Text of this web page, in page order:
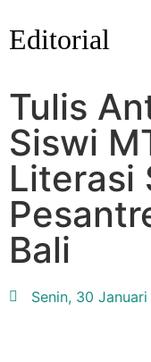
Editorial
Tulis
Siswi
Literasi
Bali
Senin, 30